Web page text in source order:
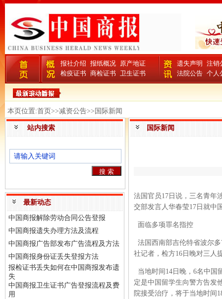
报社介绍 报纸概况 原产地证
检疫证书 商检证书 卫生证书
遗失声明
注销
法院公告 个人
本页位置:首页>>减资公告>>国际新闻
站内搜索
最新动态
中国商报解除劳动合同公告登报
中国商报遗失办理方法及流程
中国商报广告部发布广告流程及方法
中国商报身份证丢失登报方法
报检证书丢失如何在中国商报发布遗
失
中国商报卫生证书广告登报流程及费
用
国际新闻
法国官员17日说，三名青年
交部发言人华春莹17日就中
面临多项罪名指控
法国西南部吉伦特省波尔
社记者，检方16日晚对三人
当地时间14日晚，6名中国
定是中国留学生向警方告发
院接受治疗，将于当地时间